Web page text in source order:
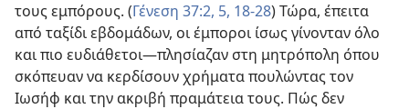
τους εμπόρους. (Γένεση 37:2, 5, 18-28) Τώρα, έπειτα
από ταξίδι εβδομάδων, οι έμποροι ίσως γίνονταν όλο
και πιο ευδιάθετοι​—πλησίαζαν στη μητρόπολη όπου
σκόπευαν να κερδίσουν χρήματα πουλώντας τον
Ιωσήφ και την ακριβή πραμάτεια τους. Πώς δεν